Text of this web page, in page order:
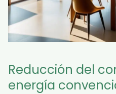
Reducción del
energía